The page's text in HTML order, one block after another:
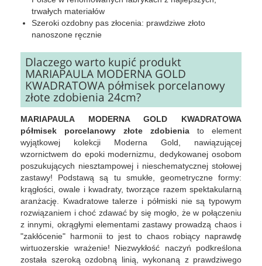
trwałych materiałów
Szeroki ozdobny pas złocenia: prawdziwe złoto
nanoszone ręcznie
Dlaczego warto kupić produkt
MARIAPAULA MODERNA GOLD
KWADRATOWA półmisek porcelanowy
złote zdobienia 24cm?
MARIAPAULA MODERNA GOLD KWADRATOWA
półmisek porcelanowy złote zdobienia to element
wyjątkowej kolekcji Moderna Gold, nawiązującej
wzornictwem do epoki modernizmu, dedykowanej osobom
poszukujących niesztampowej i nieschematycznej stołowej
zastawy! Podstawą są tu smukłe, geometryczne formy:
krągłości, owale i kwadraty, tworzące razem spektakularną
aranżację. Kwadratowe talerze i półmiski nie są typowym
rozwiązaniem i choć zdawać by się mogło, że w połączeniu
z innymi, okrągłymi elementami zastawy prowadzą chaos i
"zakłócenie" harmonii to jest to chaos robiący naprawdę
wirtuozerskie wrażenie! Niezwykłość naczyń podkreślona
została szeroką ozdobną linią, wykonaną z prawdziwego